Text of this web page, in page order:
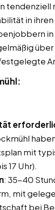
tendenziell
in
mit
17 Uhr).
: 35-40
mit
bei